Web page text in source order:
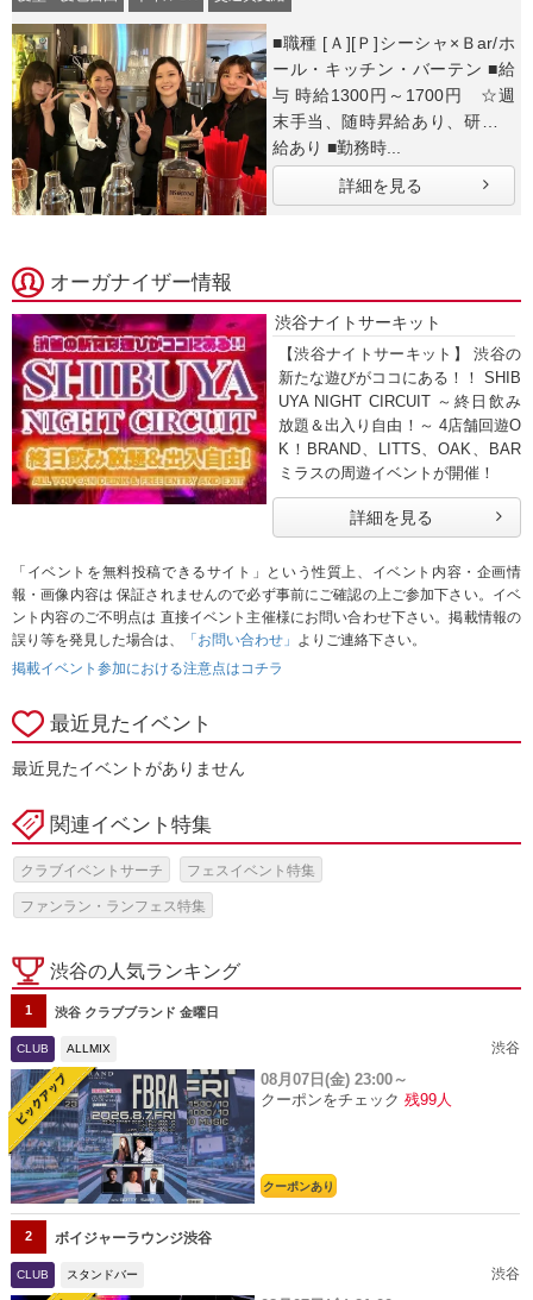
■職種 [Ａ][Ｐ]シーシャ×Ｂar/ホ
ール・キッチン・バーテン ■給
与 時給1300円～1700円 ☆週
末手当、随時昇給あり、研修時
給あり ■勤務時...
詳細を見る
オーガナイザー情報
渋谷ナイトサーキット
【渋谷ナイトサーキット】 渋谷の
新たな遊びがココにある！！ SHIB
UYA NIGHT CIRCUIT ～終日飲み
放題＆出入り自由！～ 4店舗回遊O
K！BRAND、LITTS、OAK、BAR
ミラスの周遊イベントが開催！
詳細を見る
「イベントを無料投稿できるサイト」という性質上、イベント内容・企画情
報・画像内容は 保証されませんので必ず事前にご確認の上ご参加下さい。イベ
ント内容のご不明点は 直接イベント主催様にお問い合わせ下さい。掲載情報の
誤り等を発見した場合は、
「お問い合わせ」
よりご連絡下さい。
掲載イベント参加における注意点はコチラ
最近見たイベント
最近見たイベントがありません
関連イベント特集
クラブイベントサーチ フェスイベント特集
ファンラン・ランフェス特集
渋谷の人気ランキング
1 渋谷 クラブブランド 金曜日
CLUB ALLMIX 渋谷
08月07日(金) 23:00～
クーポンをチェック 残99人
クーポンあり
2 ボイジャーラウンジ渋谷
CLUB スタンドバー 渋谷